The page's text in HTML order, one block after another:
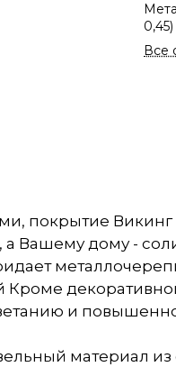
Все
покрытие
а Вашему
Кроме
и
материал из